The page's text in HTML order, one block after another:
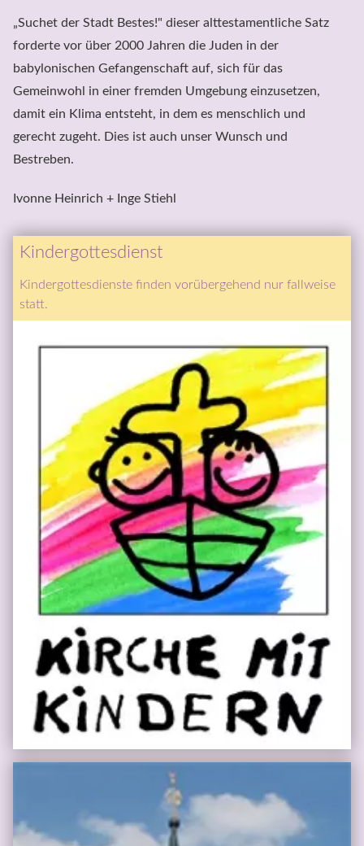
„Suchet der Stadt Bestes!" dieser alttestamentliche Satz
forderte vor über 2000 Jahren die Juden in der
babylonischen Gefangenschaft auf, sich für das
Gemeinwohl in einer fremden Umgebung einzusetzen,
damit ein Klima entsteht, in dem es menschlich und
gerecht zugeht. Dies ist auch unser Wunsch und
Bestreben.
Ivonne Heinrich + Inge Stiehl
Kindergottesdienst
Kindergottesdienste finden vorübergehend nur fallweise
statt.